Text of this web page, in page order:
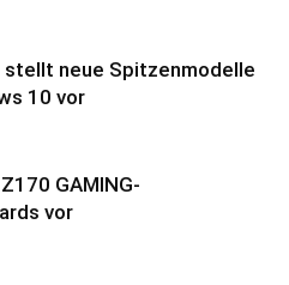
neue Spitzenmodelle
10 vor
GAMING-
vor